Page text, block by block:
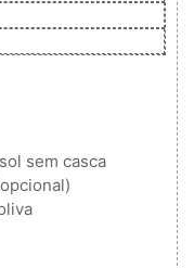
sem casca